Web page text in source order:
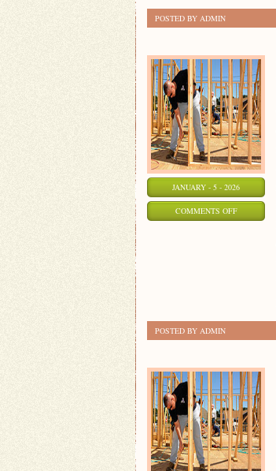
POSTED BY ADMIN
JANUARY - 5 - 2026
COMMENTS OFFON
POSTED BY ADMIN